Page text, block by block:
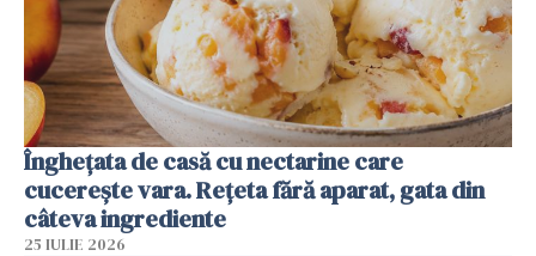
Înghețata de casă cu nectarine care
cucerește vara. Rețeta fără aparat, gata din
câteva ingrediente
25 IULIE 2026